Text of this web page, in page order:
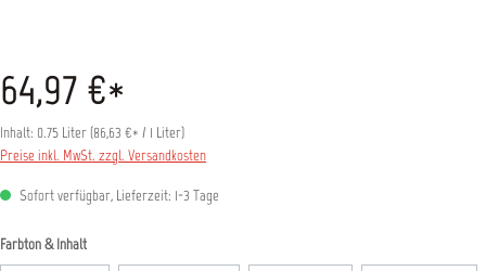
64,97 €*
Inhalt: 0.75 Liter (86,63 €* / 1 Liter)
Preise inkl. MwSt. zzgl. Versandkosten
Sofort verfügbar, Lieferzeit: 1-3 Tage
Farbton & Inhaltauswählen